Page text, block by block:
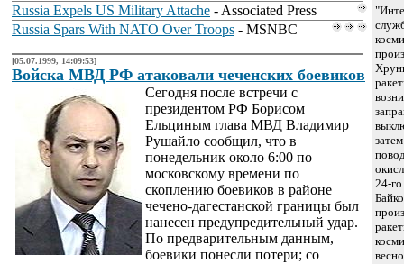
Russia Expels US Military Attache - Associated Press
Russia Spars With NATO Over Troops - MSNBC
[05.07.1999, 14:09:53]
Войска МВД РФ атаковали чеченских боевиков
Сегодня после встречи с
президентом РФ Борисом
Ельциным глава МВД Владимир
Рушайло сообщил, что в
понедельник около 6:00 по
московскому времени по
скоплению боевиков в районе
чечено-дагестанской границы был
нанесен предупредительный удар.
По предварительным данным,
боевики понесли потери; со
24-го